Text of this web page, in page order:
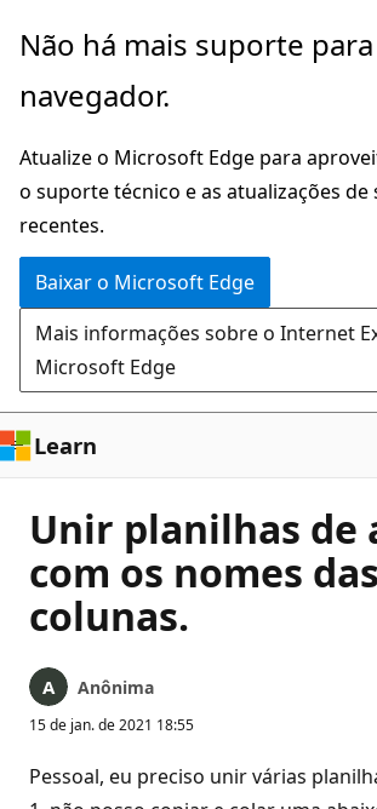
Pular
o
principal
Não há mais suporte
navegador.
Atualize o Microsoft Edge para
o suporte técnico e as atualizações de
recentes.
Baixar o Microsoft Edge
Mais informações sobre o Internet
Microsoft Edge
Learn
Unir planilhas de
com os nomes das
colunas.
Anônima
15 de jan. de 2021 18:55
Pessoal, eu preciso unir várias